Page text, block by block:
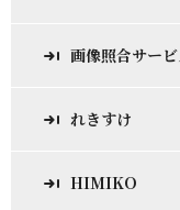
画像照合サー
れきすけ
HIMIKO